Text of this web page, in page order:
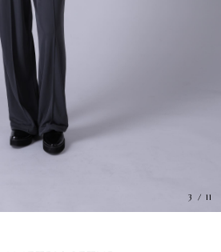
3 / 11